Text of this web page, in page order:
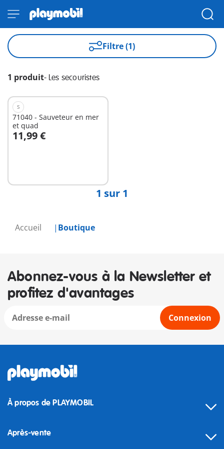
Accueil Boutique
Filtre (1)
1 produit- Les secouristes
S
71040 - Sauveteur en mer
et quad
11,99 €
Au panier
1 sur 1
Abonnez-vous à la Newsletter et
profitez d'avantages
Connexion
À propos de PLAYMOBIL
Après-vente